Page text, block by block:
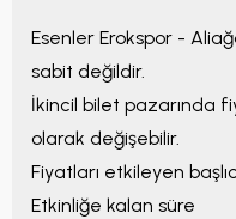
Esenler Erokspor -
sabit değildir.
İkincil bilet pazarında
olarak değişebilir.
Fiyatları etkileyen
Etkinliğe kalan süre